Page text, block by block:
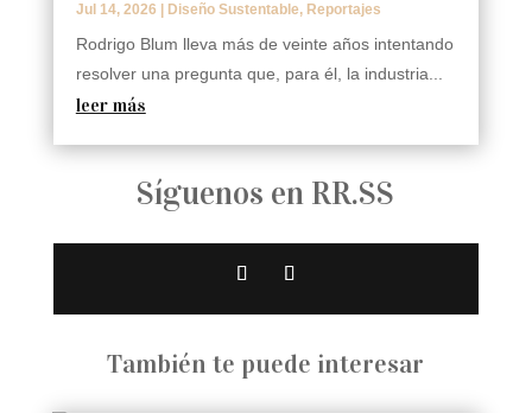
Jul 14, 2026 Diseño Sustentable, Reportajes
Rodrigo Blum lleva más de veinte años intentando
resolver una pregunta que, para él, la industria...
leer más
Síguenos en RR.SS
También te puede interesar